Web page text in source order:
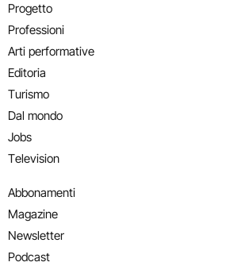
Progetto
Professioni
Arti performative
Editoria
Turismo
Dal mondo
Jobs
Television
Abbonamenti
Magazine
Newsletter
Podcast